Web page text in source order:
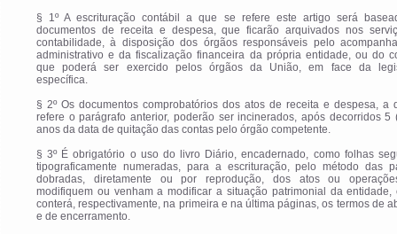
§ 1º A escrituração contábil a que se refere este artigo será
documentos de receita e despesa, que ficarão arquivados nos
contabilidade, à disposição dos órgãos responsáveis pelo
administrativo e da fiscalização financeira da própria entidade, ou do
que poderá ser exercido pelos órgãos da União, em face da
específica.
§ 2º Os documentos comprobatórios dos atos de receita e despesa, a
refere o parágrafo anterior, poderão ser incinerados, após decorridos 5
anos da data de quitação das contas pelo órgão competente.
§ 3º É obrigatório o uso do livro Diário, encadernado, como folhas
tipograficamente numeradas, para a escrituração, pelo método das
dobradas, diretamente ou por reprodução, dos atos ou
modifiquem ou venham a modificar a situação patrimonial da entidade,
conterá, respectivamente, na primeira e na última páginas, os termos de
e de encerramento.